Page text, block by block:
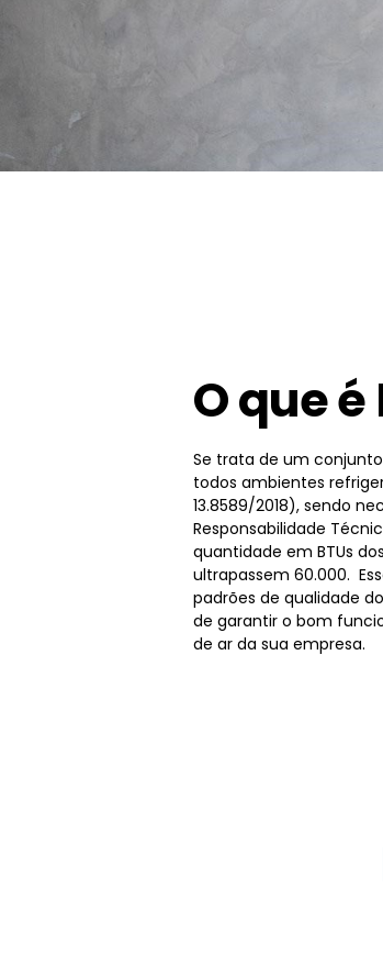
O que é
Se trata de um
todos ambientes
13.8589/2018), sendo
Responsabilidade
quantidade em BTUs
ultrapassem 60.000.
padrões de qualidade
de garantir o bom
de ar da sua empresa.